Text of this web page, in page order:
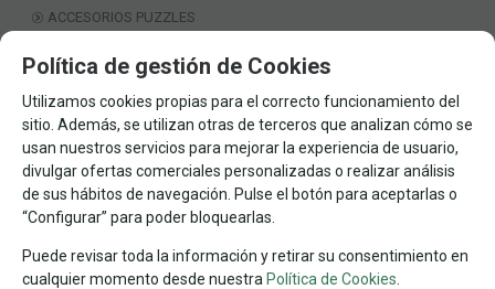
ACCESORIOS PUZZLES
PUZZLES POR MARCAS
PUZZLES DE ANIMALES
PUZZLES DE ARTE
PUZZLES DE CINE Y MUSICA
PUZZLES DE COCINA
PUZZLES DE COMICS Y DIBUJOS
Política de gestión de Cookies
Utilizamos cookies propias para el correcto funcionamiento del
sitio. Además, se utilizan otras de terceros que analizan cómo se
usan nuestros servicios para mejorar la experiencia de usuario,
divulgar ofertas comerciales personalizadas o realizar análisis
de sus hábitos de navegación. Pulse el botón para aceptarlas o
“Configurar” para poder bloquearlas.
Puede revisar toda la información y retirar su consentimiento en
cualquier momento desde nuestra Política de Cookies